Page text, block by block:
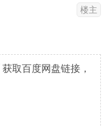
楼主
获取百度网盘链接，